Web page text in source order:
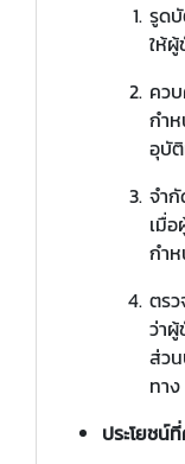
รูด
ให้
คว
กำ
อุบั
จำ
เมื่
กำ
ตร
ว่า
ส่ว
ทาง
ประโยชน์